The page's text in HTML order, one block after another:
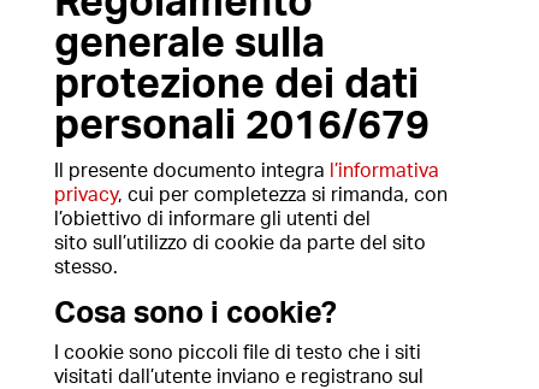
generale sulla
protezione dei dati
personali 2016/679
Il presente documento integra l’informativa
privacy, cui per completezza si rimanda, con
l’obiettivo di informare gli utenti del
sito sull’utilizzo di cookie da parte del sito
stesso.
Cosa sono i cookie?
I cookie sono piccoli file di testo che i siti
visitati dall’utente inviano e registrano sul